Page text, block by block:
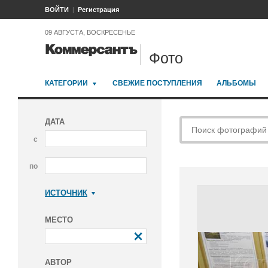
ВОЙТИ Регистрация
09 АВГУСТА, ВОСКРЕСЕНЬЕ
Фото
КАТЕГОРИИ СВЕЖИЕ ПОСТУПЛЕНИЯ АЛЬБОМЫ
ДАТА
с
по
ИСТОЧНИК
МЕСТО
АВТОР